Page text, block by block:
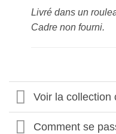
Livré dans un
Cadre non fourni.
Voir la collection
Comment se